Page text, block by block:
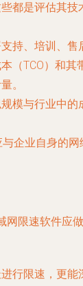
都是评估其技
持、培训、售
（TCO）和其
。
模与行业中的
与企业自身的网
网限速软件应做
行限速，更能